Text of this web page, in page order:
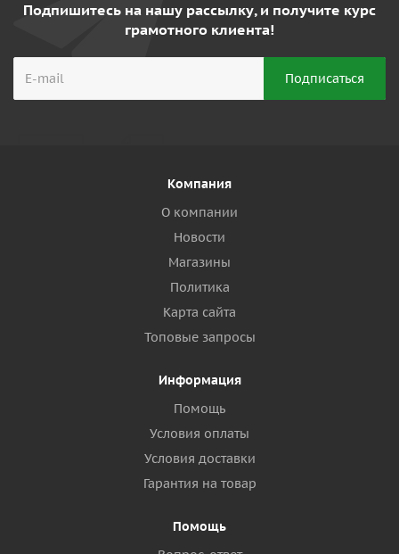
Подпишитесь на нашу рассылку, и получите курс
грамотного клиента!
Компания
О компании
Новости
Магазины
Политика
Карта сайта
Топовые запросы
Информация
Помощь
Условия оплаты
Условия доставки
Гарантия на товар
Помощь